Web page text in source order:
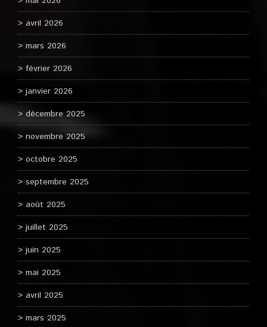
avril 2026
mars 2026
février 2026
janvier 2026
décembre 2025
novembre 2025
octobre 2025
septembre 2025
août 2025
juillet 2025
juin 2025
mai 2025
avril 2025
mars 2025